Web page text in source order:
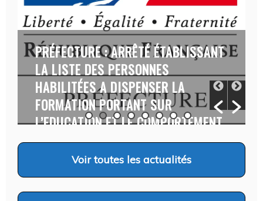
PRÉFECTURE : ARRÊTÉ ÉTABLISSANT
LA LISTE DES PERSONNES
HABILITÉES A DISPENSER LA
FORMATION PORTANT SUR
L’EDUCATION ET LE COMPORTEMENT
CANINS…
Auteur Christel DAUZAT/ 6 août 2026
Voirtoutes les actualités